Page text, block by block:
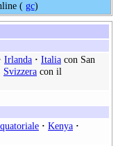
( gc)
Irlanda · Italia con San
Svizzera con il
· Kenya ·